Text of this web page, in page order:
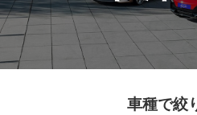
車種で絞